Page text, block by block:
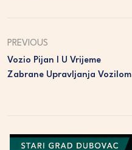
PREVIOUS
Vozio Pijan I U Vrijeme
Zabrane Upravljanja Vozilom